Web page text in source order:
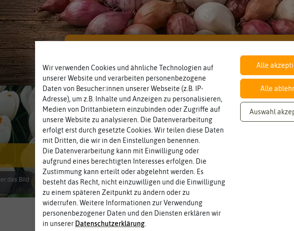
das Bild
Zeitpunkt, bis zu dem das Saat-
sollte.
Standort
Sonnig / Halbschattig
Wie viel Licht benötigt die
Pflanze? (schattig, halbschattig,
sonnig, vollsonnig) Winterhart
ja
Pflanzen, die im Freien ohne
Probleme überwintern können.
12 cm
Die ausgewachsene Pflanze kann
unter Idealumständen diese
Größe erreichen.
Zwiebelgröße
7/8
Umfang der Zwiebel in cm.
Größen können zwischen dem
ersten und zweiten Wert
variieren.
Blütenfarbe
gelb, weiß
Wie ist die Blüte eingefärbt? Kann
auch mehrfarbig sein.
Wir verwenden Cookies und ähnliche Technologien auf
unserer Website und verarbeiten personenbezogene
Daten von Besucher:innen unserer Webseite (z.B. IP-
Adresse), um z.B. Inhalte und Anzeigen zu personalisieren,
Medien von Drittanbietern einzubinden oder Zugriffe auf
unsere Website zu analysieren. Die Datenverarbeitung
erfolgt erst durch gesetzte Cookies. Wir teilen diese Daten
mit Dritten, die wir in den Einstellungen benennen.
Die Datenverarbeitung kann mit Einwilligung oder
aufgrund eines berechtigten Interesses erfolgen. Die
Zustimmung kann erteilt oder abgelehnt werden. Es
besteht das Recht, nicht einzuwilligen und die Einwilligung
zu einem späteren Zeitpunkt zu ändern oder zu
widerrufen. Weitere Informationen zur Verwendung
personenbezogener Daten und den Diensten erklären wir
in unserer Daten­schutz­erklärung
Alle
Alle
Auswahl